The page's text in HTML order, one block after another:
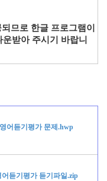
므로 한글 프로그램이
운받아 주시기 바랍니
어듣기평가 문제.hwp
어듣기평가 듣기파일.zip